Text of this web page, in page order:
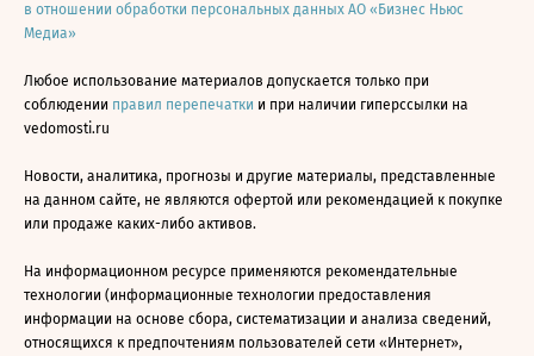
в отношении обработки персональных данных АО «Бизнес Ньюс
Медиа»
Любое использование материалов допускается только при
соблюдении правил перепечатки и при наличии гиперссылки на
vedomosti.ru
Новости, аналитика, прогнозы и другие материалы, представленные
на данном сайте, не являются офертой или рекомендацией к покупке
или продаже каких-либо активов.
На информационном ресурсе применяются рекомендательные
технологии (информационные технологии предоставления
информации на основе сбора, систематизации и анализа сведений,
относящихся к предпочтениям пользователей сети «Интернет»,